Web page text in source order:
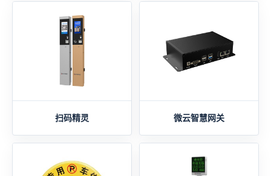
扫码精灵 微云智慧网关